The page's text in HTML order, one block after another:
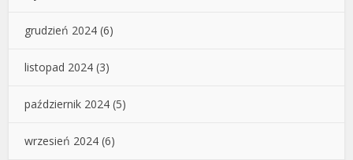
grudzień 2024 (6)
listopad 2024 (3)
październik 2024 (5)
wrzesień 2024 (6)